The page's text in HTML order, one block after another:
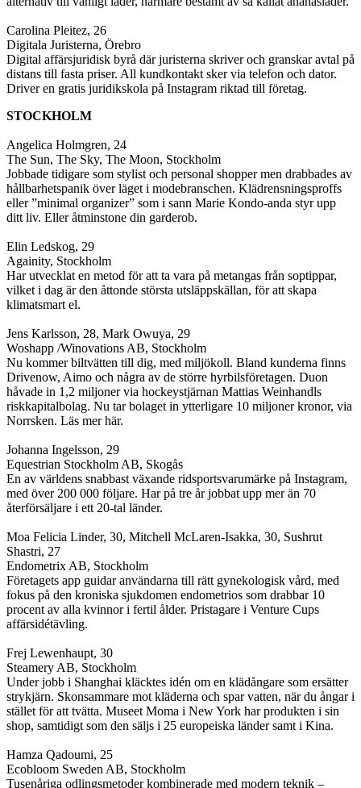
Carolina Pleitez, 26
Digitala Juristerna, Örebro
Digital affärsjuridisk byrå där juristerna skriver och granskar avtal på
distans till fasta priser. All kundkontakt sker via telefon och dator.
Driver en gratis juridikskola på Instagram riktad till företag.
STOCKHOLM
Angelica Holmgren, 24
The Sun, The Sky, The Moon, Stockholm
Jobbade tidigare som stylist och personal shopper men drabbades av
hållbarhetspanik över läget i modebranschen. Klädrensningsproffs
eller ”minimal organizer” som i sann Marie Kondo-anda styr upp
ditt liv. Eller åtminstone din garderob.
Elin Ledskog, 29
Againity, Stockholm
Har utvecklat en metod för att ta vara på metangas från soptippar,
vilket i dag är den åttonde största utsläppskällan, för att skapa
klimatsmart el.
Jens Karlsson, 28, Mark Owuya, 29
Woshapp /Winovations AB, Stockholm
Nu kommer biltvätten till dig, med miljökoll. Bland kunderna finns
Drivenow, Aimo och några av de större hyrbilsföretagen. Duon
håvade in 1,2 miljoner via hockeystjärnan Mattias Weinhandls
riskkapitalbolag. Nu tar bolaget in ytterligare 10 miljoner kronor, via
Norrsken. Läs mer här.
Johanna Ingelsson, 29
Equestrian Stockholm AB, Skogås
En av världens snabbast växande ridsportsvarumärke på Instagram,
med över 200 000 följare. Har på tre år jobbat upp mer än 70
återförsäljare i ett 20-tal länder.
Moa Felicia Linder, 30, Mitchell McLaren-Isakka, 30, Sushrut
Shastri, 27
Endometrix AB, Stockholm
Företagets app guidar användarna till rätt gynekologisk vård, med
fokus på den kroniska sjukdomen endometrios som drabbar 10
procent av alla kvinnor i fertil ålder. Pristagare i Venture Cups
affärsidétävling.
Frej Lewenhaupt, 30
Steamery AB, Stockholm
Under jobb i Shanghai kläcktes idén om en klädångare som ersätter
strykjärn. Skonsammare mot kläderna och spar vatten, när du ångar i
stället för att tvätta. Museet Moma i New York har produkten i sin
shop, samtidigt som den säljs i 25 europeiska länder samt i Kina.
Hamza Qadoumi, 25
Ecobloom Sweden AB, Stockholm
Tusenåriga odlingsmetoder kombinerade med modern teknik –